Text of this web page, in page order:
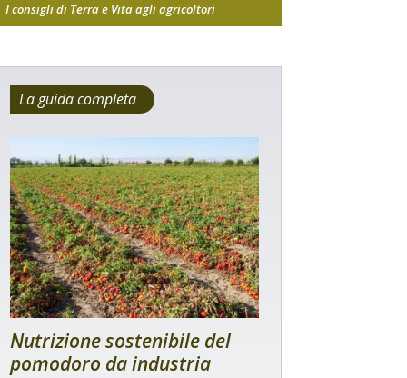
I consigli di Terra e Vita agli agricoltori
La guida completa
Nutrizione sostenibile del
pomodoro da industria